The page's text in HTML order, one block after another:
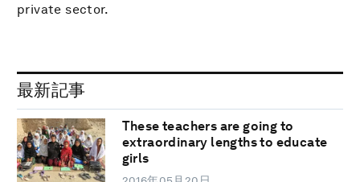
private sector.
最新記事
These teachers are going to
extraordinary lengths to educate
girls